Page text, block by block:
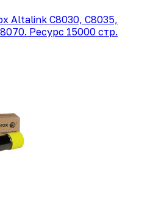
Altalink C8030, C8035,
Ресурс 15000 стр.